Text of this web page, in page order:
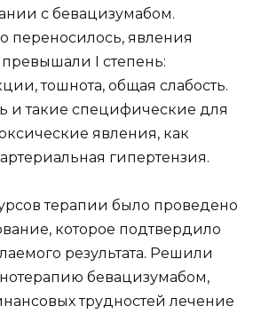
с бевацизумабом.
переносилось, явления
I степень:
тошнота, общая слабость.
и такие специфические для
явления, как
гипертензия.
терапии было проведено
которое подтвердило
результата. Решили
бевацизумабом,
трудностей лечение